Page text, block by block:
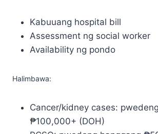
Kabuuang hospital bill
Assessment ng social worker
Availability ng pondo
Halimbawa:
Cancer/kidney cases:
₱100,000+ (DOH)